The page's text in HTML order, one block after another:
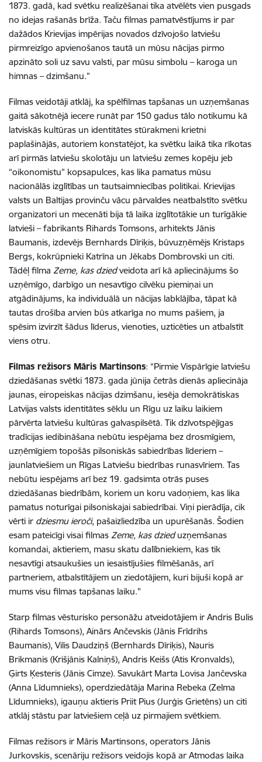
1873. gadā, kad svētku realizēšanai tika atvēlēts vien pusgads
no idejas rašanās brīža. Taču filmas pamatvēstījums ir par
dažādos Krievijas impērijas novados dzīvojošo latviešu
pirmreizīgo apvienošanos tautā un mūsu nācijas pirmo
apzināto soli uz savu valsti, par mūsu simbolu – karoga un
himnas – dzimšanu.”
Filmas veidotāji atklāj, ka spēlfilmas tapšanas un uzņemšanas
gaitā sākotnējā iecere runāt par 150 gadus tālo notikumu kā
latviskās kultūras un identitātes stūrakmeni krietni
paplašinājās, autoriem konstatējot, ka svētku laikā tika rīkotas
arī pirmās latviešu skolotāju un latviešu zemes kopēju jeb
“oikonomistu” kopsapulces, kas lika pamatus mūsu
nacionālās izglītības un tautsaimniecības politikai. Krievijas
valsts un Baltijas provinču vācu pārvaldes neatbalstīto svētku
organizatori un mecenāti bija tā laika izglītotākie un turīgākie
latvieši – fabrikants Rihards Tomsons, arhitekts Jānis
Baumanis, izdevējs Bernhards Dīriķis, būvuzņēmējs Kristaps
Bergs, kokrūpnieki Katrīna un Jēkabs Dombrovski un citi.
Tādēļ filma Zeme, kas dziedveidota arī kā apliecinājums šo
uzņēmīgo, darbīgo un nesavtīgo cilvēku piemiņai un
atgādinājums, ka individuālā un nācijas labklājība, tāpat kā
tautas drošība arvien būs atkarīga no mums pašiem, ja
spēsim izvirzīt šādus līderus, vienoties, uzticēties un atbalstīt
viens otru.
Filmas režisors Māris Martinsons: “Pirmie Vispārīgie latviešu
dziedāšanas svētki 1873. gada jūnija četrās dienās apliecināja
jaunas, eiropeiskas nācijas dzimšanu, iesēja demokrātiskas
Latvijas valsts identitātes sēklu un Rīgu uz laiku laikiem
pārvērta latviešu kultūras galvaspilsētā. Tik dzīvotspējīgas
tradīcijas iedibināšana nebūtu iespējama bez drosmīgiem,
uzņēmīgiem topošās pilsoniskās sabiedrības līderiem –
jaunlatviešiem un Rīgas Latviešu biedrības runasvīriem. Tas
nebūtu iespējams arī bez 19. gadsimta otrās puses
dziedāšanas biedrībām, koriem un koru vadoņiem, kas lika
pamatus noturīgai pilsoniskajai sabiedrībai. Viņi pierādīja, cik
vērti ir dziesmu ieroči, pašaizliedzība un upurēšanās. Šodien
esam pateicīgi visai filmas Zeme, kas dzieduzņemšanas
komandai, aktieriem, masu skatu dalībniekiem, kas tik
nesavtīgi atsaukušies un iesaistījušies filmēšanās, arī
partneriem, atbalstītājiem un ziedotājiem, kuri bijuši kopā ar
mums visu filmas tapšanas laiku."
Starp filmas vēsturisko personāžu atveidotājiem ir Andris Bulis
(Rihards Tomsons), Ainārs Ančevskis (Jānis Frīdrihs
Baumanis), Vilis Daudziņš (Bernhards Dīriķis), Nauris
Brikmanis (Krišjānis Kalniņš), Andris Keišs (Atis Kronvalds),
Ģirts Ķesteris (Jānis Cimze). Savukārt Marta Lovisa Jančevska
(Anna Līdumnieks), operdziedātāja Marina Rebeka (Zelma
Līdumnieks), igauņu aktieris Priit Pius (Jurģis Grietēns) un citi
atklāj stāstu par latviešiem ceļā uz pirmajiem svētkiem.
Filmas režisors ir Māris Martinsons, operators Jānis
Jurkovskis, scenāriju režisors veidojis kopā ar Atmodas laika